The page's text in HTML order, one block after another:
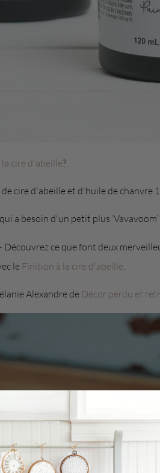
cire d'abeille?
cire d'abeille et d'huile de chanvre
a besoin d'un petit plus
Découvrez ce que font deux
le Finition à la cire d'abeille
Alexandre de Décor perdu et